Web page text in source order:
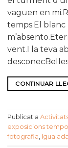
vaguen en
temps.El blanc
vent.I la teva
CONTINUAR
Publicat a
exposicions
fotografia, Igualada